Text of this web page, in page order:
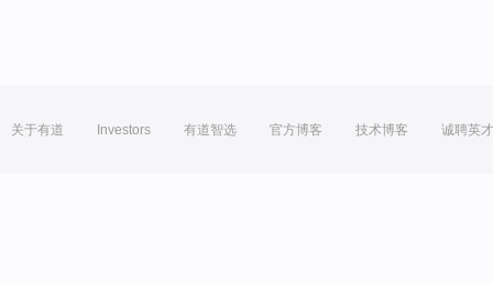
关于有道 Investors 有道智选 官方博客 技术博客 诚聘英才